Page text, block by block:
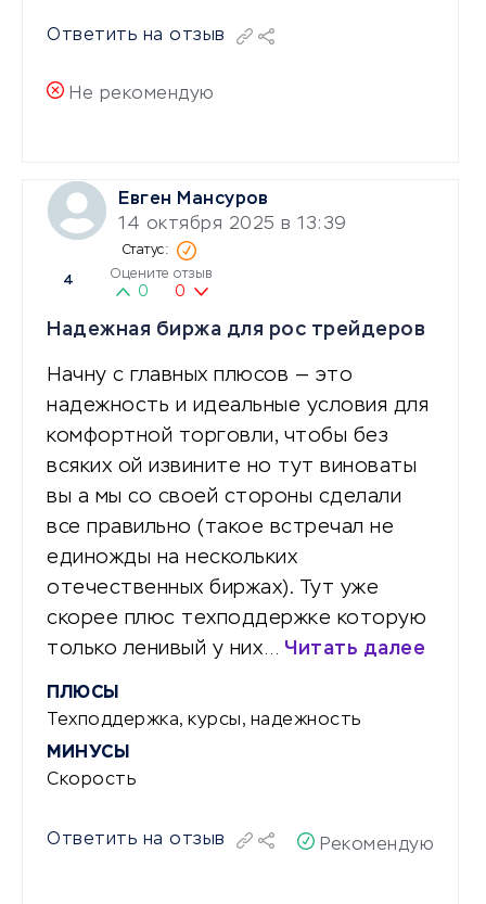
Ответить на отзыв
Не рекомендую
Евген Мансуров
14 октября 2025 в 13:39
4 Оцените отзыв
0 0
Надежная биржа для рос трейдеров
Начну с главных плюсов — это
надежность и идеальные условия для
комфортной торговли, чтобы без
всяких ой извините но тут виноваты
вы а мы со своей стороны сделали
все правильно (такое встречал не
единожды на нескольких
отечественных биржах). Тут уже
скорее плюс техподдержке которую
только ленивый у них… Читать далее
ПЛЮСЫ
Техподдержка, курсы, надежность
МИНУСЫ
Скорость
Ответить на отзыв Рекомендую